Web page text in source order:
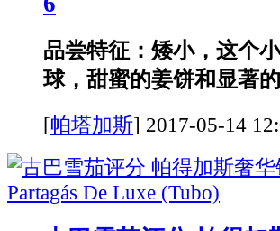
品尝特征：矮小，这个
球，甜蜜的姜饼和显著
[帕塔加斯] 2017-05-14